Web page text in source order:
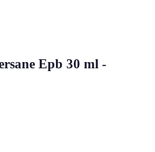
Epb 30 ml -